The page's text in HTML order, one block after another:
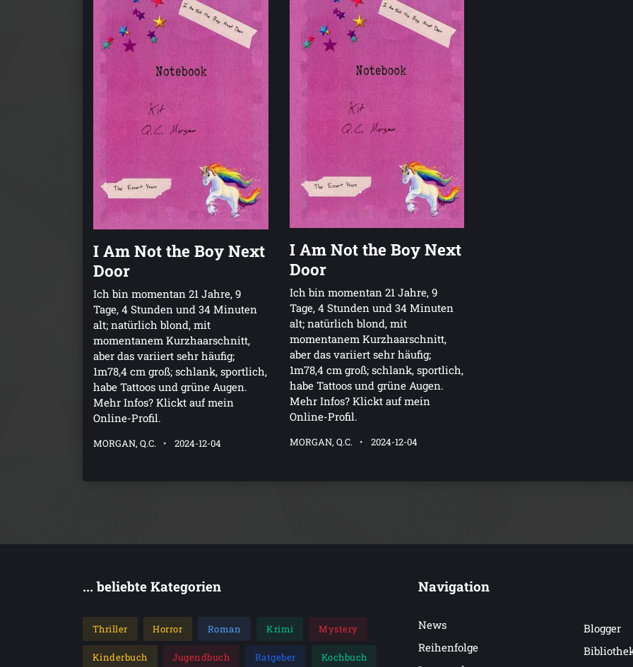
I Am Not the Boy Next
Door
Ich bin momentan 21 Jahre, 9
Tage, 4 Stunden und 34 Minuten
alt; natürlich blond, mit
momentanem Kurzhaarschnitt,
aber das variiert sehr häufig;
1m78,4 cm groß; schlank, sportlich,
habe Tattoos und grüne Augen.
Mehr Infos? Klickt auf mein
Online-Profil.
MORGAN, Q.C. 2024-12-04
I Am Not the Boy Next
Door
Ich bin momentan 21 Jahre, 9
Tage, 4 Stunden und 34 Minuten
alt; natürlich blond, mit
momentanem Kurzhaarschnitt,
aber das variiert sehr häufig;
1m78,4 cm groß; schlank, sportlich,
habe Tattoos und grüne Augen.
Mehr Infos? Klickt auf mein
Online-Profil.
MORGAN, Q.C. 2024-12-04
... beliebte Kategorien
Thriller Horror Roman Krimi Mystery
Kinderbuch Jugendbuch Ratgeber Kochbuch
Navigation
News
Reihenfolge
Blogger